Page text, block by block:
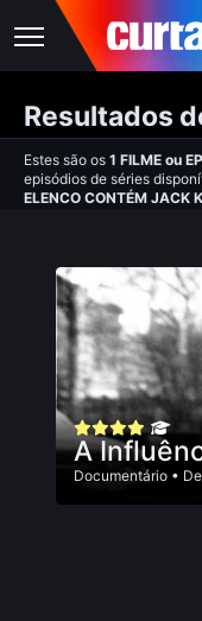
Resultados
Estes são os 1 FILME ou
episódios de séries
ELENCO CONTÉM JACK
A
Documentário • De